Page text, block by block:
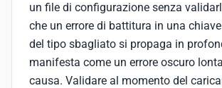
un file di configurazione senza
che un errore di battitura in una
del tipo sbagliato si propaga in
manifesta come un errore oscuro
causa. Validare al momento del